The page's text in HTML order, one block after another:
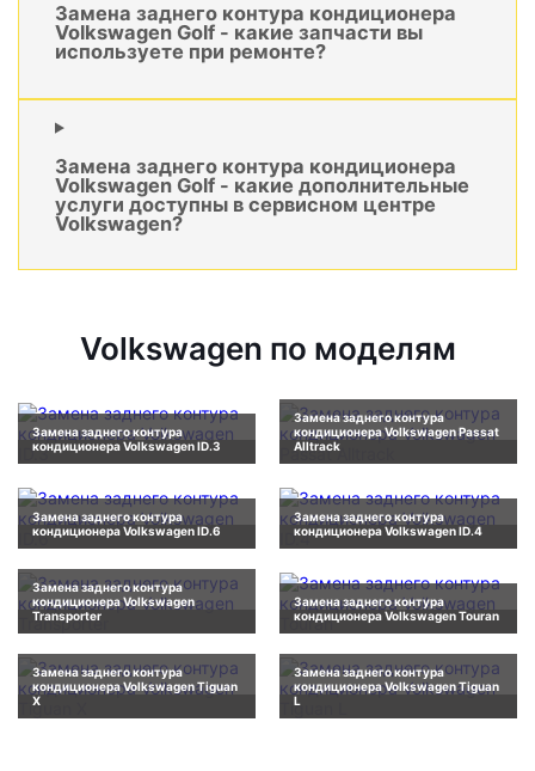
Замена заднего контура кондиционера
Volkswagen Golf - какие запчасти вы
используете при ремонте?
Замена заднего контура кондиционера
Volkswagen Golf - какие дополнительные
услуги доступны в сервисном центре
Volkswagen?
Volkswagen по моделям
Замена заднего контура
кондиционера Volkswagen ID.3
Замена заднего контура
кондиционера Volkswagen Passat
Alltrack
Замена заднего контура
кондиционера Volkswagen ID.6
Замена заднего контура
кондиционера Volkswagen ID.4
Замена заднего контура
кондиционера Volkswagen
Transporter
Замена заднего контура
кондиционера Volkswagen Touran
Замена заднего контура
кондиционера Volkswagen Tiguan
X
Замена заднего контура
кондиционера Volkswagen Tiguan
L